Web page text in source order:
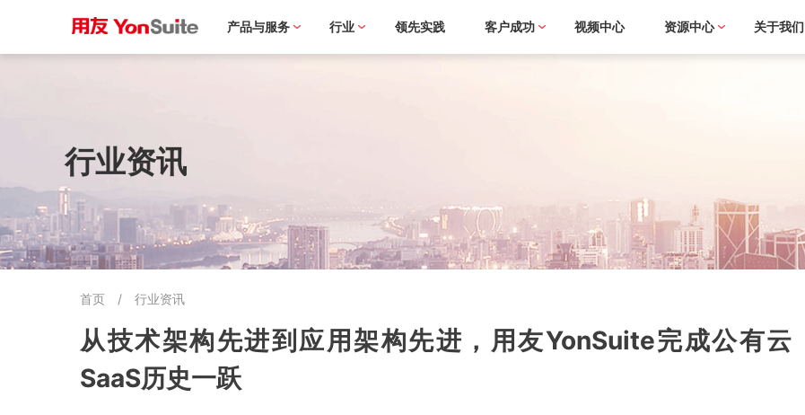
产品与服务 行业 领先实践 客户成功 视频中心 资源中心 关于我们
行业资讯
首页 / 行业资讯
从技术架构先进到应用架构先进，用友YonSuite完成公有云
SaaS历史一跃